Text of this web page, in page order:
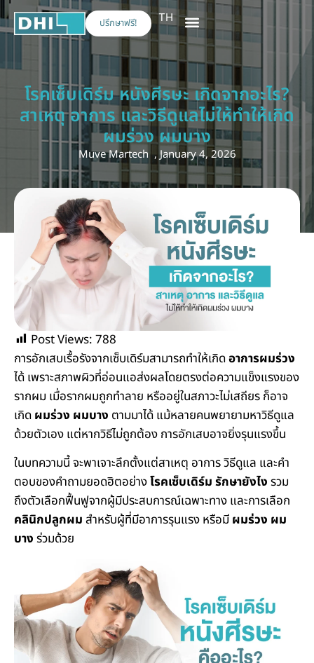
ปรึกษาฟรี! TH
โรคเซ็บเดิร์ม หนังศีรษะ เกิดจากอะไร?
สาเหตุ อาการ และวิธีดูแลไม่ให้ทำให้เกิด
ผมร่วง ผมบาง
Muve Martech ,January 4, 2026
Post Views:788
การอักเสบเรื้อรังจากเซ็บเดิร์มสามารถทำให้เกิดอาการผมร่วง
ได้ เพราะสภาพผิวที่อ่อนแอส่งผลโดยตรงต่อความแข็งแรงของ
รากผม เมื่อรากผมถูกทำลาย หรืออยู่ในสภาวะไม่เสถียร ก็อาจ
เกิดผมร่วง ผมบาง ตามมาได้ แม้หลายคนพยายามหาวิธีดูแล
ด้วยตัวเอง แต่หากวิธีไม่ถูกต้อง การอักเสบอาจยิ่งรุนแรงขึ้น
ในบทความนี้ จะพาเจาะลึกตั้งแต่สาเหตุ อาการ วิธีดูแล และคำ
ตอบของคำถามยอดฮิตอย่างโรคเซ็บเดิร์ม รักษายังไงรวม
ถึงตัวเลือกฟื้นฟูจากผู้มีประสบการณ์เฉพาะทาง และการเลือก
คลินิกปลูกผมสำหรับผู้ที่มีอาการรุนแรง หรือมีผมร่วง ผม
บางร่วมด้วย